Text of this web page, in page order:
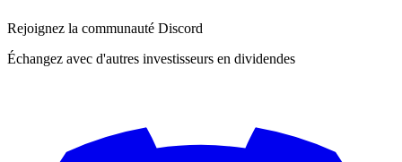
Rejoignez la communauté Discord
Échangez avec d'autres investisseurs en dividendes